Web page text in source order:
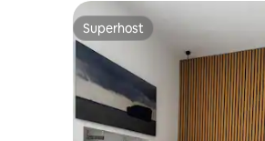
Superhost
Superhost